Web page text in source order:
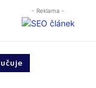
- Reklama -